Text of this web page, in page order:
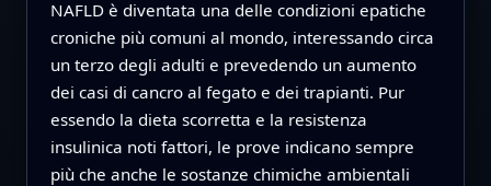
NAFLD è diventata una delle condizioni epatiche
croniche più comuni al mondo, interessando circa
un terzo degli adulti e prevedendo un aumento
dei casi di cancro al fegato e dei trapianti. Pur
essendo la dieta scorretta e la resistenza
insulinica noti fattori, le prove indicano sempre
più che anche le sostanze chimiche ambientali